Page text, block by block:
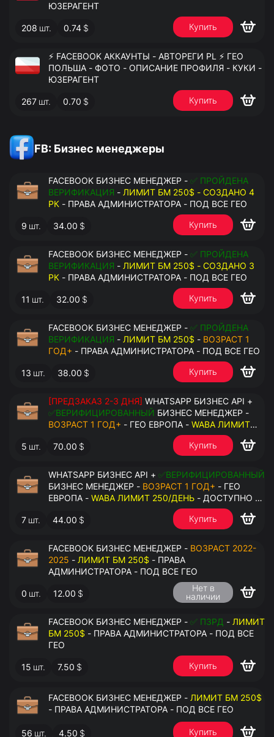
ЮЗЕРАГЕНТ
208 шт. 0.74 $ Купить
⚡️ FACEBOOK АККАУНТЫ - АВТОРЕГИ PL ⚡️ ГЕО
ПОЛЬША - ФОТО - ОПИСАНИЕ ПРОФИЛЯ - КУКИ -
ЮЗЕРАГЕНТ
267 шт. 0.70 $ Купить
FB: Бизнес менеджеры
FACEBOOK БИЗНЕС МЕНЕДЖЕР - ✅ ПРОЙДЕНА
ВЕРИФИКАЦИЯ - ЛИМИТ БМ 250$ - СОЗДАНО 4
РК - ПРАВА АДМИНИСТРАТОРА - ПОД ВСЕ ГЕО
9 шт. 34.00 $ Купить
FACEBOOK БИЗНЕС МЕНЕДЖЕР - ✅ ПРОЙДЕНА
ВЕРИФИКАЦИЯ - ЛИМИТ БМ 250$ - СОЗДАНО 3
РК - ПРАВА АДМИНИСТРАТОРА - ПОД ВСЕ ГЕО
11 шт. 32.00 $ Купить
FACEBOOK БИЗНЕС МЕНЕДЖЕР - ✅ ПРОЙДЕНА
ВЕРИФИКАЦИЯ - ЛИМИТ БМ 250$ - ВОЗРАСТ 1
ГОД+ - ПРАВА АДМИНИСТРАТОРА - ПОД ВСЕ ГЕО
13 шт. 38.00 $ Купить
[ПРЕДЗАКАЗ 2-3 ДНЯ] WHATSAPP БИЗНЕС API +
✅ВЕРИФИЦИРОВАННЫЙ БИЗНЕС МЕНЕДЖЕР -
ВОЗРАСТ 1 ГОД+ - ГЕО ЕВРОПА - WABA ЛИМИТ
- ДОСТУПНО К ПРИВЯЗКЕ ДО 20
НОМЕРОВ - ПРАВА АДМИНИСТРАТОРА
5 шт. 70.00 $ Купить
WHATSAPP БИЗНЕС API + ✅ВЕРИФИЦИРОВАННЫЙ
БИЗНЕС МЕНЕДЖЕР - ВОЗРАСТ 1 ГОД+ - ГЕО
ЕВРОПА - WABA ЛИМИТ 250/ДЕНЬ - ДОСТУПНО К
ПРИВЯЗКЕ ДО 2 НОМЕРОВ - ПРАВА
АДМИНИСТРАТОРА
7 шт. 44.00 $ Купить
FACEBOOK БИЗНЕС МЕНЕДЖЕР - ВОЗРАСТ 2022-
2025 - ЛИМИТ БМ 250$ - ПРАВА
АДМИНИСТРАТОРА - ПОД ВСЕ ГЕО
0 шт. 12.00 $
Нет в
наличии
FACEBOOK БИЗНЕС МЕНЕДЖЕР - ✅ ПЗРД - ЛИМИТ
БМ 250$ - ПРАВА АДМИНИСТРАТОРА - ПОД ВСЕ
ГЕО
15 шт. 7.50 $ Купить
FACEBOOK БИЗНЕС МЕНЕДЖЕР - ЛИМИТ БМ 250$
- ПРАВА АДМИНИСТРАТОРА - ПОД ВСЕ ГЕО
56 шт. 4.50 $ Купить